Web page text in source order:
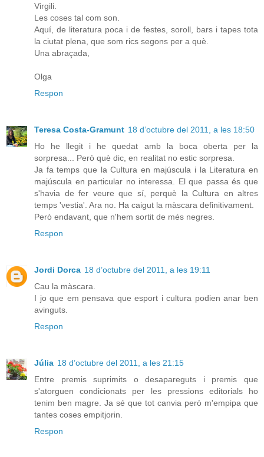
Virgili.
Les coses tal com son.
Aquí, de literatura poca i de festes, soroll, bars i tapes tota
la ciutat plena, que som rics segons per a què.
Una abraçada,
Olga
Respon
Teresa Costa-Gramunt 18 d’octubre del 2011, a les 18:50
Ho he llegit i he quedat amb la boca oberta per la
sorpresa... Però què dic, en realitat no estic sorpresa.
Ja fa temps que la Cultura en majúscula i la Literatura en
majúscula en particular no interessa. El que passa és que
s'havia de fer veure que sí, perquè la Cultura en altres
temps 'vestia'. Ara no. Ha caigut la màscara definitivament.
Però endavant, que n'hem sortit de més negres.
Respon
Jordi Dorca 18 d’octubre del 2011, a les 19:11
Cau la màscara.
I jo que em pensava que esport i cultura podien anar ben
avinguts.
Respon
Júlia 18 d’octubre del 2011, a les 21:15
Entre premis suprimits o desapareguts i premis que
s'atorguen condicionats per les pressions editorials ho
tenim ben magre. Ja sé que tot canvia però m'empipa que
tantes coses empitjorin.
Respon